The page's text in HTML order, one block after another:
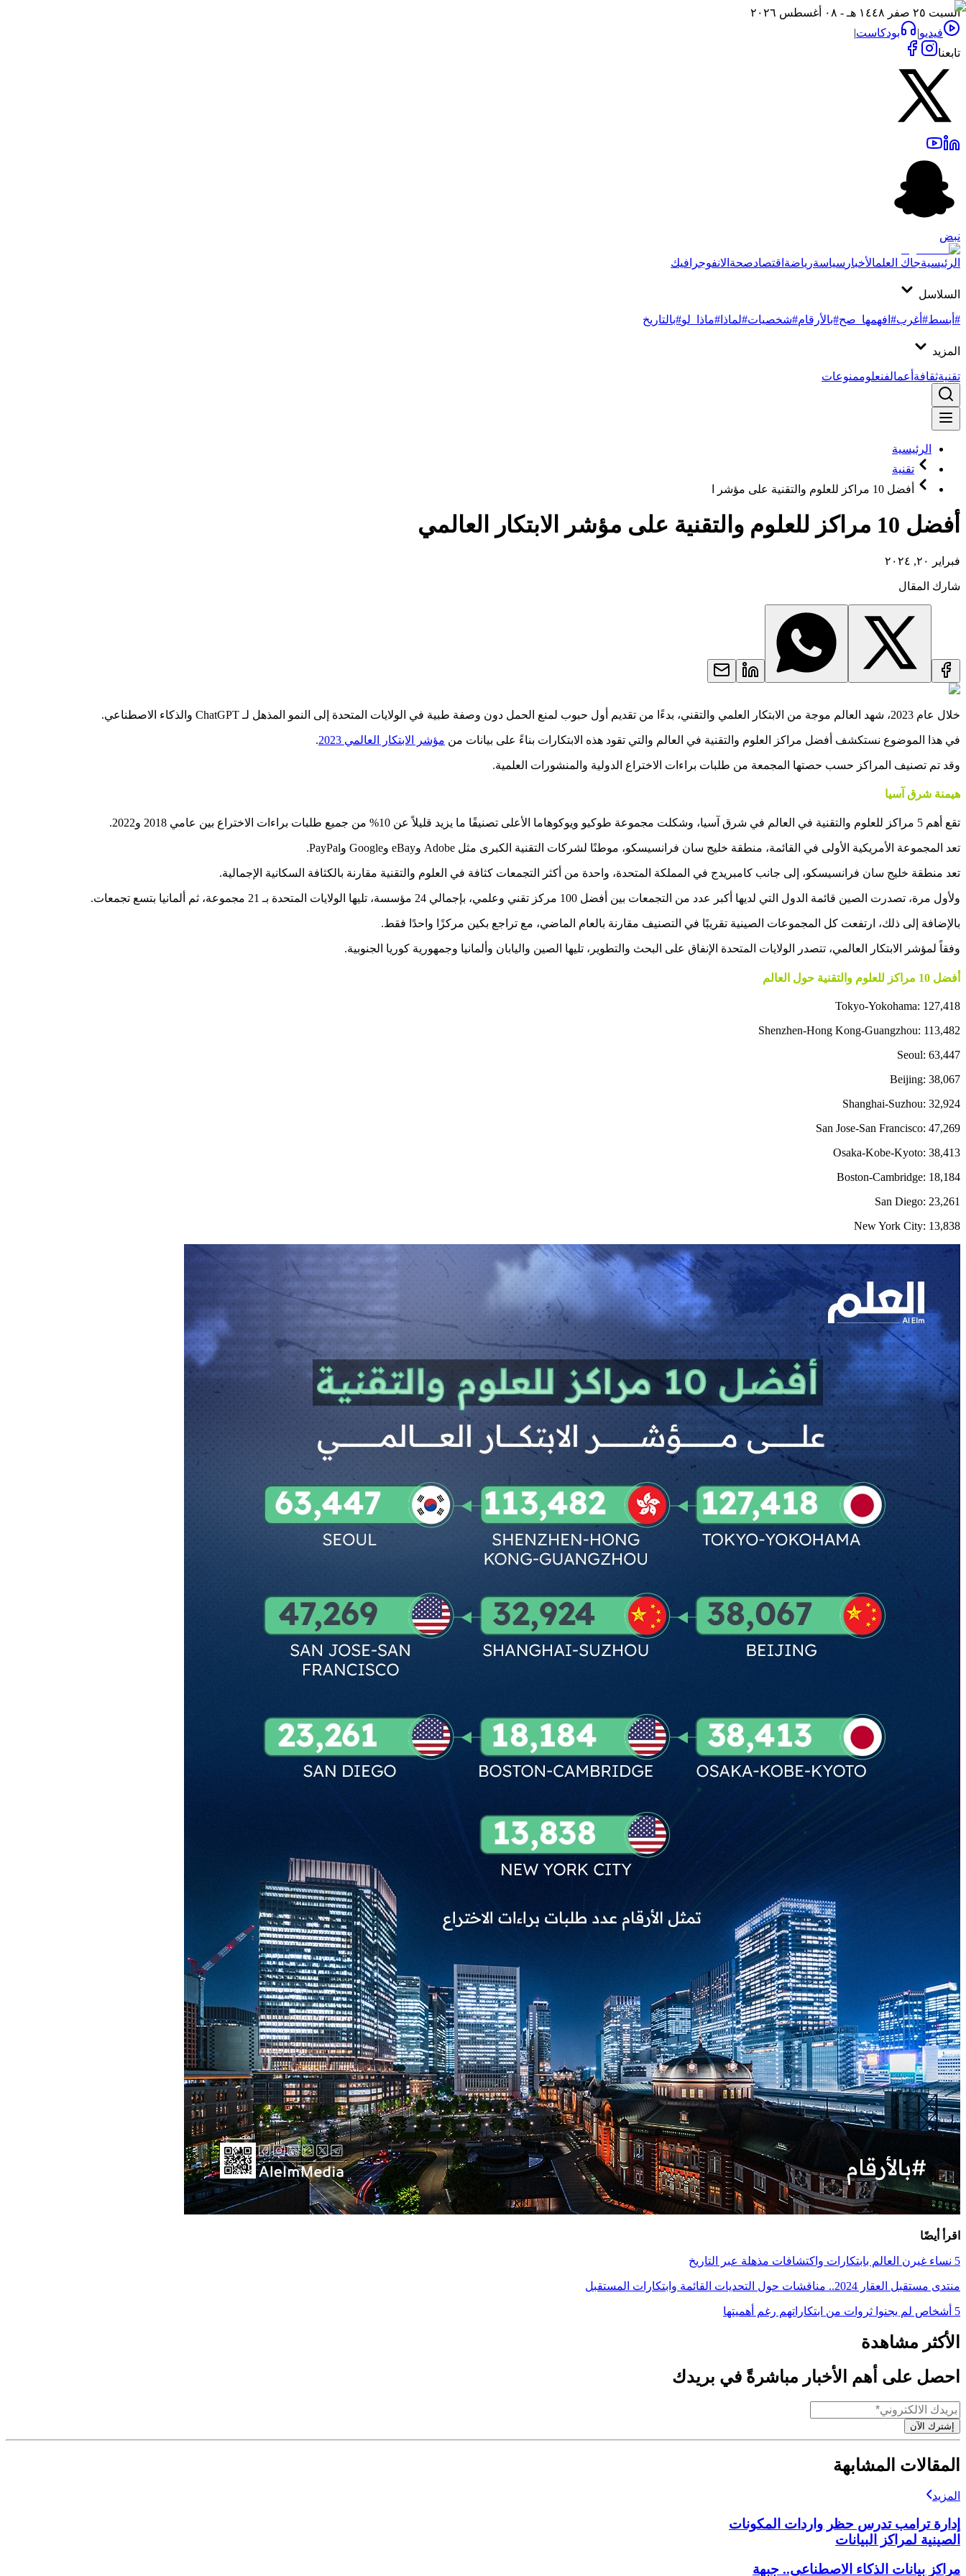
السبت ٢٥ صفر ١٤٤٨ هـ - ٠٨ أغسطس ٢٠٢٦
فيديو| بودكاست|
تابعنا
نبض
الرئيسيةجاك العلمالأخبار سياسةرياضة اقتصادصحة الانفوجرافيك
السلاسل
#أبسط#أغرب#افهمها_صح#بالأرقام#شخصيات#لماذا #ماذا_لو#بالتاريخ
المزيد
تقنيةثقافة أعمالفنعلوممنوعات
الرئيسية
تقنية
أفضل 10 مراكز للعلوم والتقنية على مؤشر ا
أفضل 10 مراكز للعلوم والتقنية على مؤشر الابتكار العالمي
فبراير ٢٠, ٢٠٢٤
شارك المقال
خلال عام 2023، شهد العالم موجة من الابتكار العلمي والتقني، بدءًا من تقديم أول حبوب لمنع الحمل دون وصفة طبية في الولايات المتحدة إلى النمو المذهل لـ ChatGPT والذكاء الاصطناعي.
في هذا الموضوع نستكشف أفضل مراكز العلوم والتقنية في العالم والتي تقود هذه الابتكارات بناءً على بيانات من مؤشر الابتكار العالمي 2023 .
وقد تم تصنيف المراكز حسب حصتها المجمعة من طلبات براءات الاختراع الدولية والمنشورات العلمية.
هيمنة شرق آسيا
تقع أهم 5 مراكز للعلوم والتقنية في العالم في شرق آسيا، وشكلت مجموعة طوكيو ويوكوهاما الأعلى تصنيفًا ما يزيد قليلاً عن 10% من جميع طلبات براءات الاختراع بين عامي 2018 و2022.
تعد المجموعة الأمريكية الأولى في القائمة، منطقة خليج سان فرانسيسكو، موطنًا لشركات التقنية الكبرى مثل Adobe وeBay وGoogle وPayPal.
تعد منطقة خليج سان فرانسيسكو، إلى جانب كامبريدج في المملكة المتحدة، واحدة من أكثر التجمعات كثافة في العلوم والتقنية مقارنة بالكثافة السكانية الإجمالية.
ولأول مرة، تصدرت الصين قائمة الدول التي لديها أكبر عدد من التجمعات بين أفضل 100 مركز تقني وعلمي، بإجمالي 24 مؤسسة، تليها الولايات المتحدة بـ 21 مجموعة، ثم ألمانيا بتسع تجمعات.
بالإضافة إلى ذلك، ارتفعت كل المجموعات الصينية تقريبًا في التصنيف مقارنة بالعام الماضي، مع تراجع بكين مركزًا واحدًا فقط.
وفقاً لمؤشر الابتكار العالمي، تتصدر الولايات المتحدة الإنفاق على البحث والتطوير، تليها الصين واليابان وألمانيا وجمهورية كوريا الجنوبية.
أفضل 10 مراكز للعلوم والتقنية حول العالم
Tokyo-Yokohama: 127,418
Shenzhen-Hong Kong-Guangzhou: 113,482
Seoul: 63,447
Beijing: 38,067
Shanghai-Suzhou: 32,924
San Jose-San Francisco: 47,269
Osaka-Kobe-Kyoto: 38,413
Boston-Cambridge: 18,184
San Diego: 23,261
New York City: 13,838
اقرأ أيضًا
5 نساء غيرن العالم بابتكارات واكتشافات مذهلة عبر التاريخ
منتدى مستقبل العقار 2024.. مناقشات حول التحديات القائمة وابتكارات المستقبل
5 أشخاص لم يجنوا ثروات من ابتكاراتهم رغم أهميتها
الأكثر مشاهدة
احصل على أهم الأخبار مباشرةً في بريدك
إشترك الآن
المقالات المشابهة
المزيد
إدارة ترامب تدرس حظر واردات المكونات
الصينية لمراكز البيانات
مراكز بيانات الذكاء الاصطناعي.. جبهة